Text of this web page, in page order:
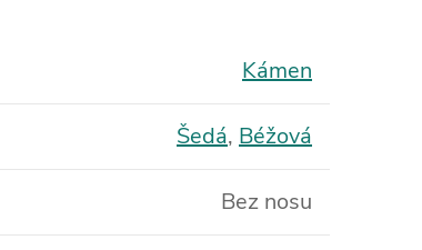
Kámen
Šedá, Béžová
Bez nosu